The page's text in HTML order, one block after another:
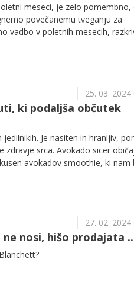
meseci, je zelo pomembno,
povečanemu tveganju za
vadbo v poletnih mesecih,
25. 03. 2024
ki podaljša občutek
Je nasiten in hranljiv,
zdravje srca. Avokado sicer
avokadov smoothie, ki nam
27. 02. 2024
nosi, hišo prodajata